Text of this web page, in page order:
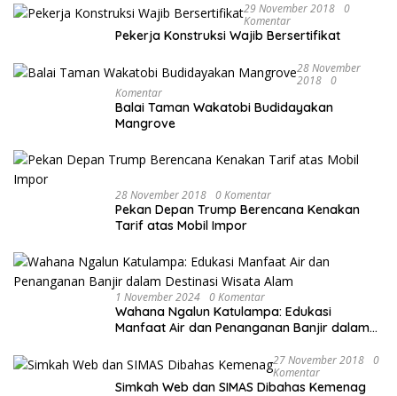
29 November 2018 0
Komentar
Pekerja Konstruksi Wajib Bersertifikat
28 November
2018 0
Komentar
Balai Taman Wakatobi Budidayakan
Mangrove
28 November 2018 0 Komentar
Pekan Depan Trump Berencana Kenakan
Tarif atas Mobil Impor
1 November 2024 0 Komentar
Wahana Ngalun Katulampa: Edukasi
Manfaat Air dan Penanganan Banjir dalam
27 November 2018 0
Komentar
Simkah Web dan SIMAS Dibahas Kemenag